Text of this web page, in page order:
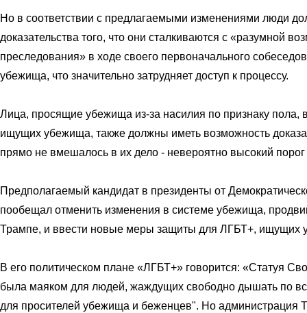
Но в соответствии с предлагаемыми изменениями люди
доказательства того, что они сталкиваются с «разумной
преследования» в ходе своего первоначального
убежища, что значительно затрудняет доступ к процессу.
Лица, просящие убежища из-за насилия по признаку пола,
ищущих убежища, также должны иметь возможность
прямо не вмешалось в их дело - невероятно высокий
Предполагаемый кандидат в президенты от
пообещал отменить изменения в системе убежища,
Трампе, и ввести новые меры защиты для ЛГБТ+, ищущих
В его политическом плане «ЛГБТ+» говорится: «Статуя
была маяком для людей, жаждущих свободно дышать по
для просителей убежища и беженцев". Но администрация